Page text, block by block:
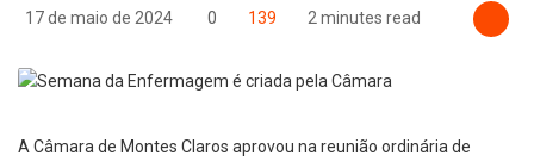
17 de maio de 2024
0 139 2 minutes read
A Câmara de Montes Claros aprovou na reunião ordinária de